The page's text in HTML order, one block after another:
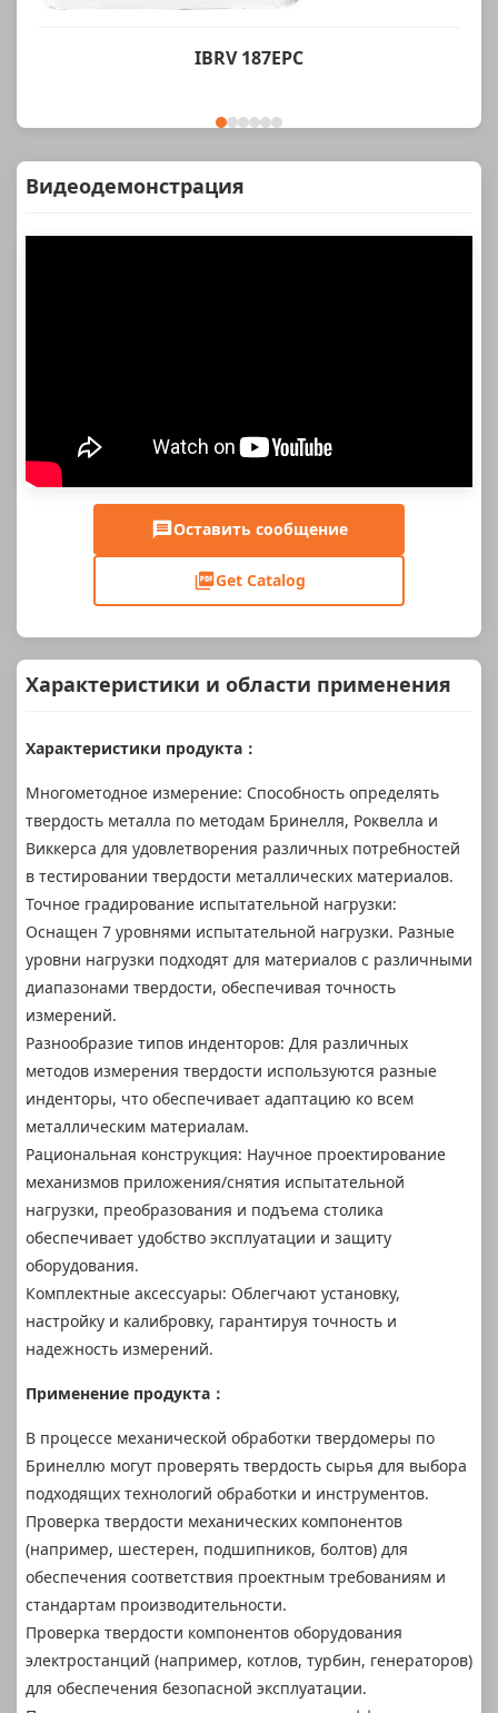
IBRV 187EPC
Видеодемонстрация
Оставить сообщение
Get Catalog
Характеристики и области применения
Характеристики продукта：
Многометодное измерение: Способность определять
твердость металла по методам Бринелля, Роквелла и
Виккерса для удовлетворения различных потребностей
в тестировании твердости металлических материалов.
Точное градирование испытательной нагрузки:
Оснащен 7 уровнями испытательной нагрузки. Разные
уровни нагрузки подходят для материалов с различными
диапазонами твердости, обеспечивая точность
измерений.
Разнообразие типов инденторов: Для различных
методов измерения твердости используются разные
инденторы, что обеспечивает адаптацию ко всем
металлическим материалам.
Рациональная конструкция: Научное проектирование
механизмов приложения/снятия испытательной
нагрузки, преобразования и подъема столика
обеспечивает удобство эксплуатации и защиту
оборудования.
Комплектные аксессуары: Облегчают установку,
настройку и калибровку, гарантируя точность и
надежность измерений.
Применение продукта：
В процессе механической обработки твердомеры по
Бринеллю могут проверять твердость сырья для выбора
подходящих технологий обработки и инструментов.
Проверка твердости механических компонентов
(например, шестерен, подшипников, болтов) для
обеспечения соответствия проектным требованиям и
стандартам производительности.
Проверка твердости компонентов оборудования
электростанций (например, котлов, турбин, генераторов)
для обеспечения безопасной эксплуатации.